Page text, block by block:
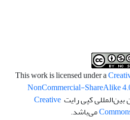
NonCommercial-ShareAlike
کپی رایتCreative
می‌باشد.